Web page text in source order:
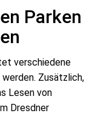
Parken
verschiedene
Zusätzlich,
Lesen von
Dresdner